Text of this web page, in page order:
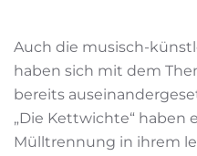
Auch die musisch-
haben sich mit dem
bereits
„Die Kettwichte“ haben
Mülltrennung in ihrem